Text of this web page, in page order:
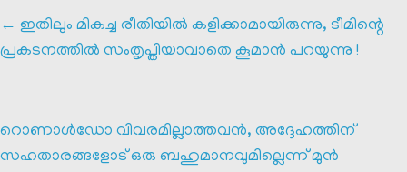
← ഇതിലും മികച്ച രീതിയിൽ കളിക്കാമായിരുന്നു, ടീമിന്റെ
പ്രകടനത്തിൽ സംതൃപ്തിയാവാതെ കൂമാൻ പറയുന്നു !
റൊണാൾഡോ വിവരമില്ലാത്തവൻ, അദ്ദേഹത്തിന്
സഹതാരങ്ങളോട് ഒരു ബഹുമാനവുമില്ലെന്ന് മുൻ